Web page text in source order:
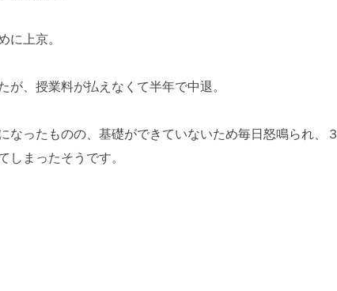
に上京。
が、授業料が払えなくて半年で中退。
なったものの、基礎ができていないため毎日怒鳴られ、３
しまったそうです。